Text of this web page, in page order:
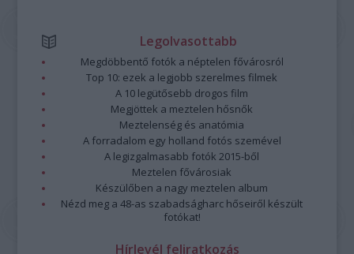
Legolvasottabb
Megdöbbentő fotók a néptelen fővárosról
Top 10: ezek a legjobb szerelmes filmek
A 10 legütősebb drogos film
Megjöttek a meztelen hősnők
Meztelenség és anatómia
A forradalom egy holland fotós szemével
A legizgalmasabb fotók 2015-ből
Meztelen fővárosiak
Készülőben a nagy meztelen album
Nézd meg a 48-as szabadságharc hőseiről készült
fotókat!
Hírlevél feliratkozás